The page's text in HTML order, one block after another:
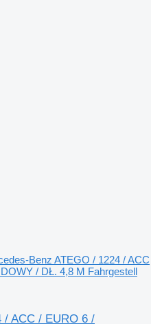
Benz ATEGO / 1224 / ACC
/ DŁ. 4,8 M Fahrgestell
/ ACC / EURO 6 /